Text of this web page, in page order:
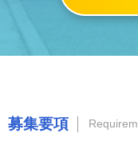
募集要項